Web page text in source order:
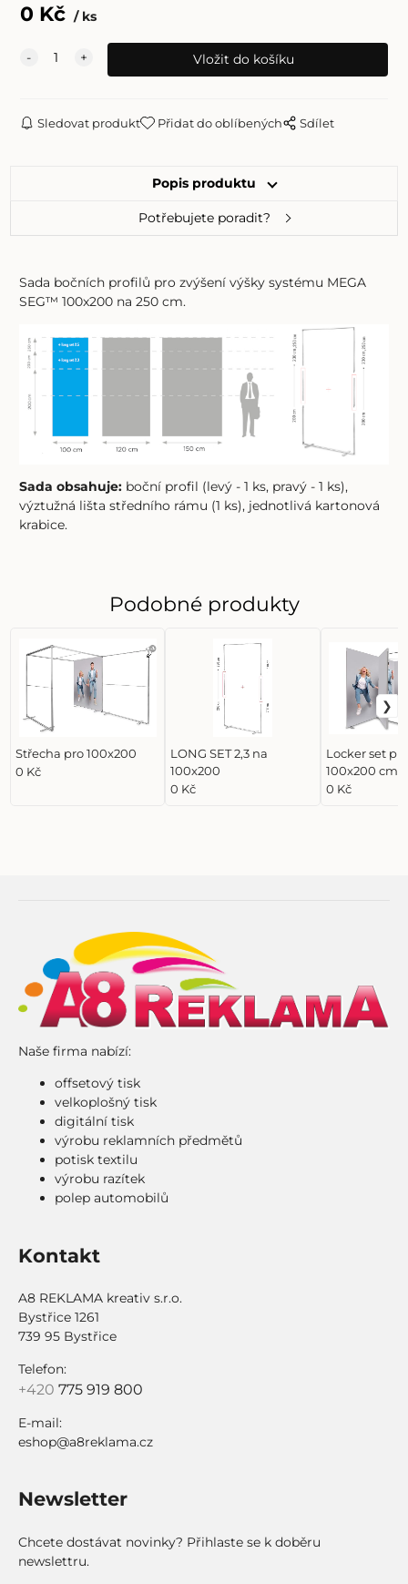
0 Kč ks
Sledovat produkt Přidat do oblíbených Sdílet
Popis produktu
Potřebujete poradit?
Sada bočních profilů pro zvýšení výšky systému MEGA
SEG™ 100x200 na 250 cm.
Sada obsahuje: boční profil (levý - 1 ks, pravý - 1 ks),
výztužná lišta středního rámu (1 ks), jednotlivá kartonová
krabice.
Podobné produkty
Střecha pro 100x200
0 Kč
LONG SET 2,3 na
100x200
0 Kč
Locker set
100x200 cm
0 Kč
Naše firma nabízí:
offsetový tisk
velkoplošný tisk
digitální tisk
výrobu reklamních předmětů
potisk textilu
výrobu razítek
polep automobilů
Kontakt
A8 REKLAMA kreativ s.r.o.
Bystřice 1261
739 95 Bystřice
Telefon:
+420 775 919 800
E-mail:
eshop@a8reklama.cz
Newsletter
Chcete dostávat novinky? Přihlaste se k doběru
newslettru.